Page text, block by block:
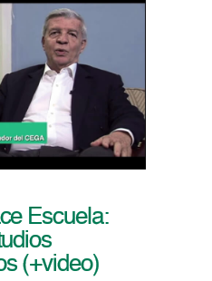
Escuela:
(+video)